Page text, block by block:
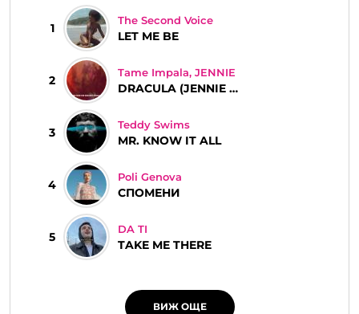
1
The Second Voice
LET ME BE
2
Tame Impala, JENNIE
DRACULA (JENNIE REMIX)
3
Teddy Swims
MR. KNOW IT ALL
4
Poli Genova
СПОМЕНИ
5
DA TI
TAKE ME THERE
ВИЖ ОЩЕ